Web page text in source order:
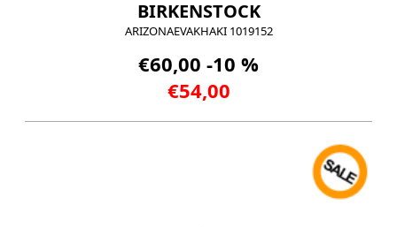
BIRKENSTOCK
ARIZONAEVAKHAKI 1019152
€60,00 -10 %
€54,00